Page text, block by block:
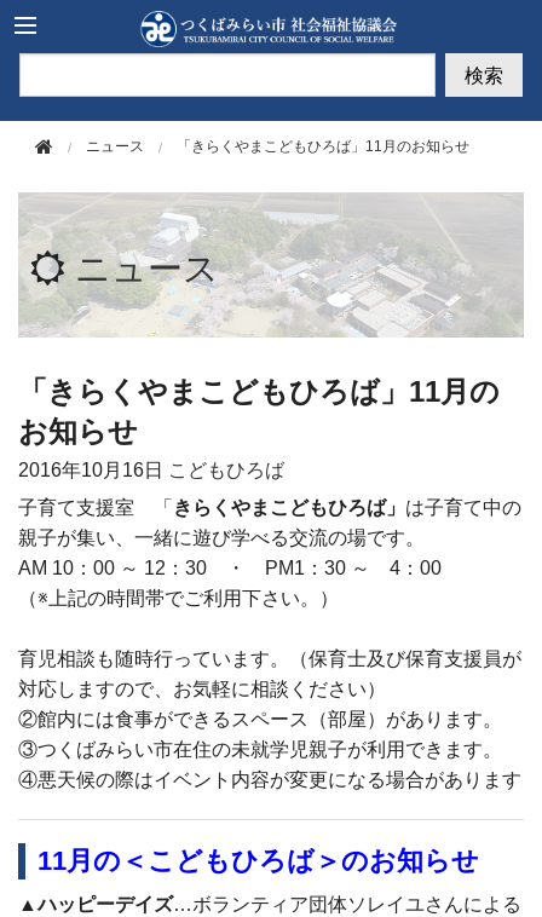
検索
ニュース 「きらくやまこどもひろば」11月のお知らせ
ニュース
「きらくやまこどもひろば」11月の
お知らせ
2016年10月16日 こどもひろば
子育て支援室 「 きらくやまこどもひろば」 は子育て中の
親子が集い、一緒に遊び学べる交流の場です。
AM 10：00 ～ 12：30 ・ PM1：30 ～ 4：00
（※上記の時間帯でご利用下さい。）
育児相談も随時行っています。（保育士及び保育支援員が
対応しますので、お気軽に相談ください）
②館内には食事ができるスペース（部屋）があります。
③つくばみらい市在住の未就学児親子が利用できます。
④悪天候の際はイベント内容が変更になる場合があります
11月の＜こどもひろば＞のお知らせ
▲ハッピーデイズ…ボランティア団体ソレイユさんによる